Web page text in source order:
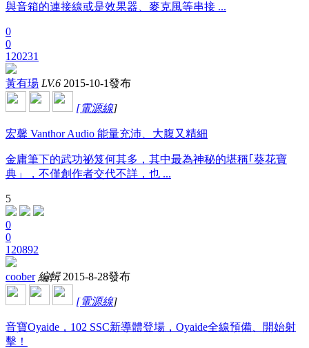
與音箱的連接線或是效果器、麥克風等串接 ...
0
0
120231
黃有瑒 LV.6 2015-10-1發布
[電源線]
宏馨 Vanthor Audio 能量充沛、大腹又精細
金庸筆下的武功祕笈何其多，其中最為神秘的堪稱｢葵花寶
典」，不僅創作者交代不詳，也 ...
5
0
0
120892
coober 編輯 2015-8-28發布
[電源線]
音寶Oyaide，102 SSC新導體登場，Oyaide全線預備、開始射
擊！